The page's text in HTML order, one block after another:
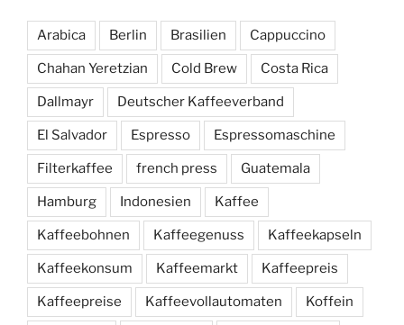
Arabica Berlin Brasilien Cappuccino
Chahan Yeretzian Cold Brew Costa Rica
Dallmayr Deutscher Kaffeeverband
El Salvador Espresso Espressomaschine
Filterkaffee french press Guatemala
Hamburg Indonesien Kaffee
Kaffeebohnen Kaffeegenuss Kaffeekapseln
Kaffeekonsum Kaffeemarkt Kaffeepreis
Kaffeepreise Kaffeevollautomaten Koffein